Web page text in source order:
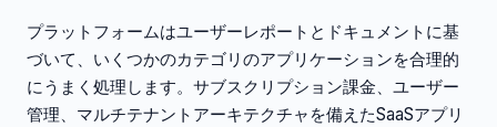
プラットフォームはユーザーレポートとドキュメントに基
づいて、いくつかのカテゴリのアプリケーションを合理的
にうまく処理します。サブスクリプション課金、ユーザー
管理、マルチテナントアーキテクチャを備えたSaaSアプリ